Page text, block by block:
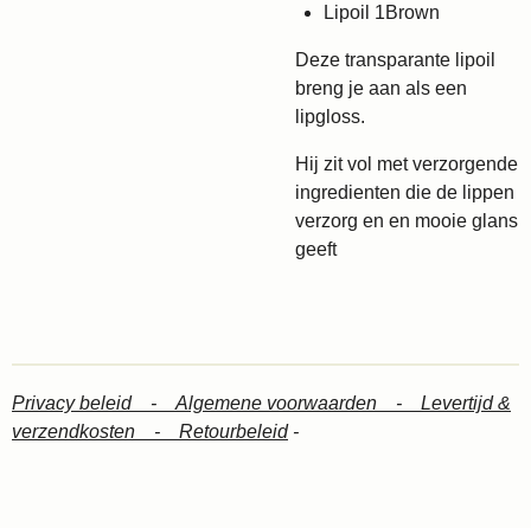
Lipoil 1Brown
Deze transparante lipoil
breng je aan als een
lipgloss.
Hij zit vol met verzorgende
ingredienten die de lippen
verzorg en en mooie glans
geeft
Privacy beleid - Algemene voorwaarden - Levertijd &
verzendkosten - Retourbeleid-